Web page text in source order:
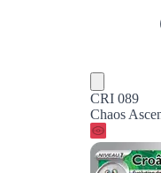
CRI 089
Chaos